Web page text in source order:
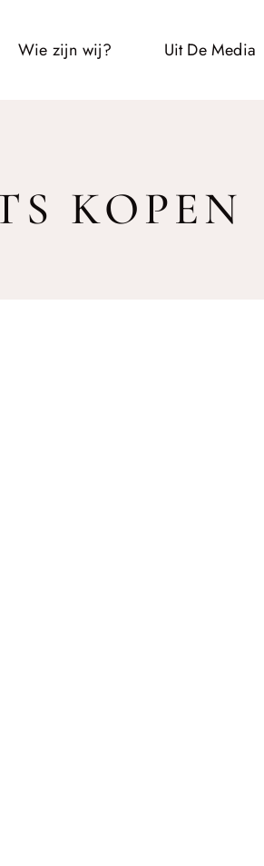
Wie zijn wij? Uit De Media
KOPEN